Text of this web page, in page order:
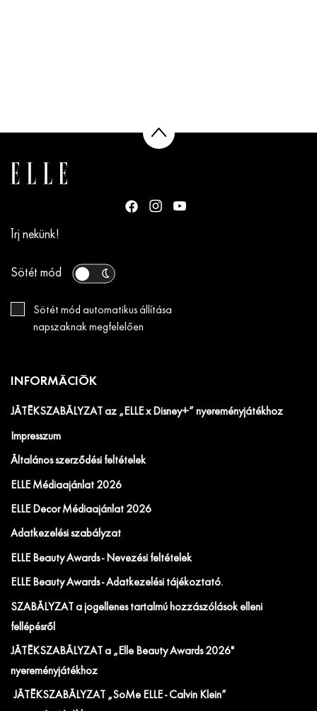
Írj nekünk!
Sötét mód
Sötét mód automatikus állítása
napszaknak megfelelően
INFORMÁCIÓK
JÁTÉKSZABÁLYZAT az „ELLE x Disney+” nyereményjátékhoz
Impresszum
Általános szerződési feltételek
ELLE Médiaajánlat 2026
ELLE Decor Médiaajánlat 2026
Adatkezelési szabályzat
ELLE Beauty Awards - Nevezési feltételek
ELLE Beauty Awards - Adatkezelési tájékoztató.
SZABÁLYZAT a jogellenes tartalmú hozzászólások elleni
fellépésről
JÁTÉKSZABÁLYZAT a „Elle Beauty Awards 2026"
nyereményjátékhoz
JÁTÉKSZABÁLYZAT „SoMe ELLE - Calvin Klein”